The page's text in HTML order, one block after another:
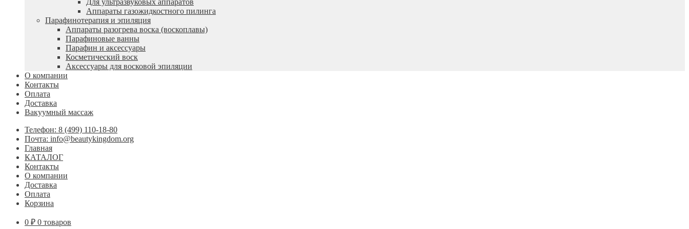
Для ультразвуковых аппаратов
Аппараты газожидкостного пилинга
Парафинотерапия и эпиляция
Аппараты разогрева воска (воскоплавы)
Парафиновые ванны
Парафин и аксессуары
Косметический воск
Аксессуары для восковой эпиляции
О компании
Контакты
Оплата
Доставка
Вакуумный массаж
Телефон: 8 (499) 110-18-80
Почта: info@beautykingdom.org
Главная
КАТАЛОГ
Контакты
О компании
Доставка
Оплата
Корзина
0 ₽ 0 товаров